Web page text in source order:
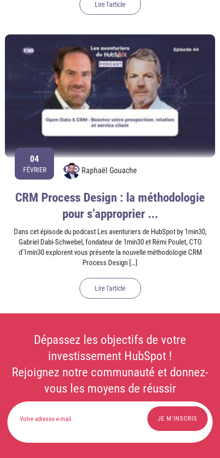
Lire l'article
04
FÉVRIER Raphaël Gouache
CRM Process Design : la méthodologie
pour s’approprier ...
Dans cet épisode du podcast Les aventuriers de HubSpot by 1min30,
Gabriel Dabi-Schwebel, fondateur de 1min30 et Rémi Poulet, CTO
d’1min30 explorent vous présente la nouvelle méthodologie CRM
Process Design […]
Lire l'article
Dépassez les objectifs de votre
investissement HubSpot !
Rejoignez notre communauté et donnez-
vous les moyens de réussir